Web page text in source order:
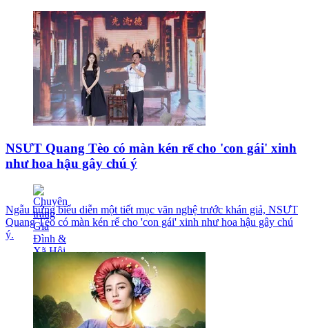
NSƯT Quang Tèo có màn kén rể cho 'con gái' xinh
như hoa hậu gây chú ý
Ngẫu hứng biểu diễn một tiết mục văn nghệ trước khán giả, NSƯT
Quang Tèo có màn kén rể cho 'con gái' xinh như hoa hậu gây chú
ý.